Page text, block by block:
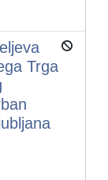
Trga